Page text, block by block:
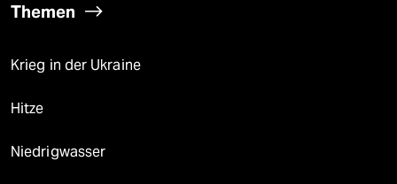
Themen
Krieg in der Ukraine
Hitze
Niedrigwasser